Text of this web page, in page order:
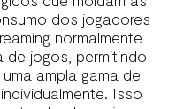
dos jogadores
normalmente
de jogos, permitindo
ampla gama de
Isso